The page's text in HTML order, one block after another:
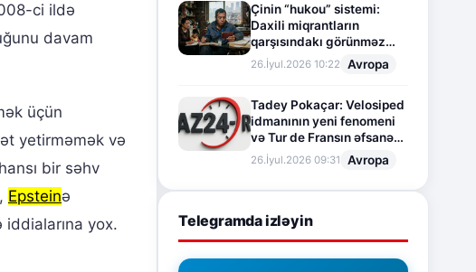
ci ildə
davam
üçün
yetirməmək və
bir səhv
Epsteinə
iddialarına yox.
Çinin “hukou” sistemi:
Daxili miqrantların
qarşısındakı görünməz
sədd
26.İyul.2026 10:22 Avropa
Tadey Pokaçar: Velosiped
idmanının yeni fenomeni
və Tur de Fransın əfsanəvi
səhifəsi
26.İyul.2026 09:31 Avropa
Telegramda izləyin